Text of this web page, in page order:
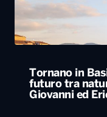
Tornano in
futuro tra
Giovanni ed